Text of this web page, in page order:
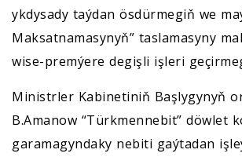
ykdysady taýdan ösdürmegiň we
Maksatnamasynyň” taslamasyny
wise-premýere degişli işleri
Ministrler Kabinetiniň Başlygynyň
B.Amanow “Türkmennebit” döwlet
garamagyndaky nebiti gaýtadan